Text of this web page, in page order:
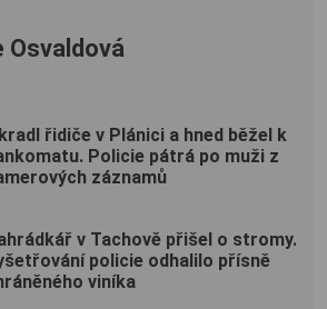
Osvaldová
řidiče v Plánici a hned běžel k
Policie pátrá po muži z
záznamů
v Tachově přišel o stromy.
policie odhalilo přísně
viníka